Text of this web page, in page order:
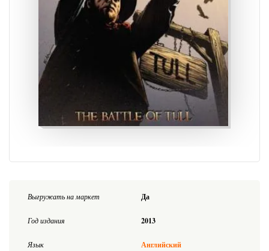
Выгружать на маркет Да
Год издания 2013
Язык Английский